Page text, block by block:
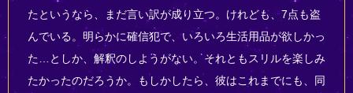
たというなら、まだ言い訳が成り立つ。けれども、7点も盗
んでいる。明らかに確信犯で、いろいろ生活用品が欲しかっ
た…としか、解釈のしようがない。それともスリルを楽しみ
たかったのだろうか。もしかしたら、彼はこれまでにも、同